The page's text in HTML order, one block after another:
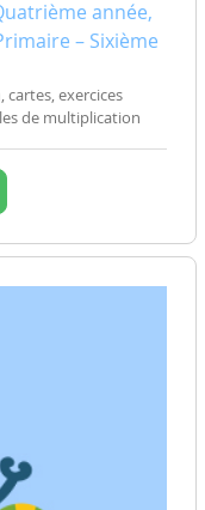
année,
– Sixième
cartes, exercices
de multiplication